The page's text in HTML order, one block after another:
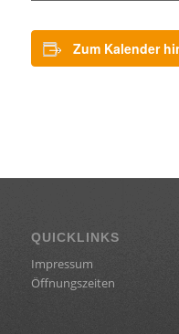
Zum Kalender
QUICKLINKS
Impressum
Öffnungszeiten